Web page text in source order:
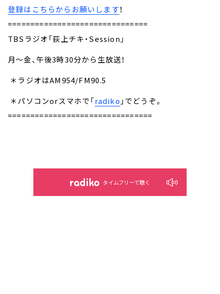
登録はこちらからお願いします！
===============================
TBSラジオ「荻上チキ・Session」
月～金、午後3時30分から生放送！
＊ラジオはAM954/FM90.5
＊パソコンorスマホで「radiko 」でどうぞ。
================================
タイムフリーで聴く